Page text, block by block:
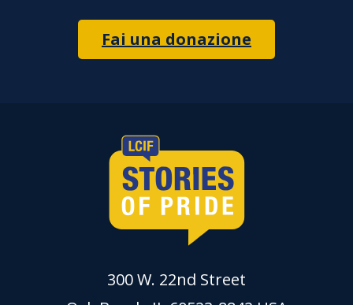
Fai una donazione
300 W. 22nd Street